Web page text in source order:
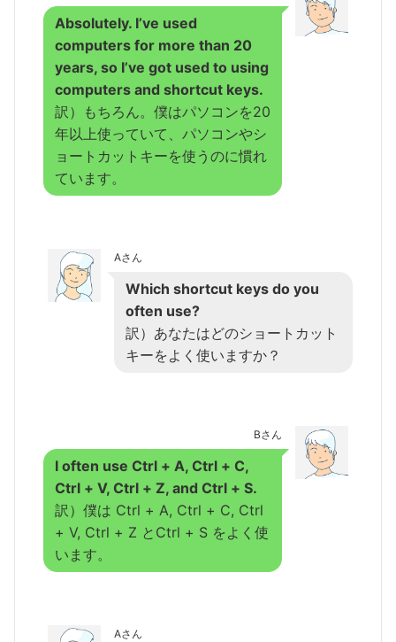
Absolutely. I’ve used
computers for more than 20
years, so I’ve got used to using
computers and shortcut keys.
訳）もちろん。僕はパソコンを20
年以上使っていて、パソコンやシ
ョートカットキーを使うのに慣れ
ています。
Aさん
Which shortcut keys do you
often use?
訳）あなたはどのショートカット
キーをよく使いますか？
Bさん
I often use Ctrl + A, Ctrl + C,
Ctrl + V, Ctrl + Z, and Ctrl + S.
訳）僕は Ctrl + A, Ctrl + C, Ctrl
+ V, Ctrl + Z とCtrl + S をよく使
います。
Aさん